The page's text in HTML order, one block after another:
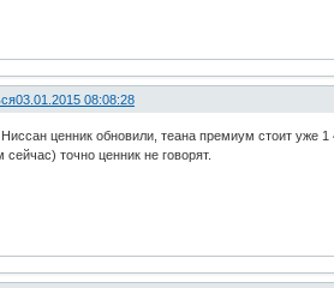
03.01.2015 08:08:28
ценник обновили, теана премиум стоит уже
точно ценник не говорят.